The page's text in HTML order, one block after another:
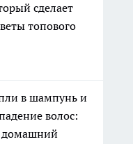
сделает
топового
в шампунь и
волос: